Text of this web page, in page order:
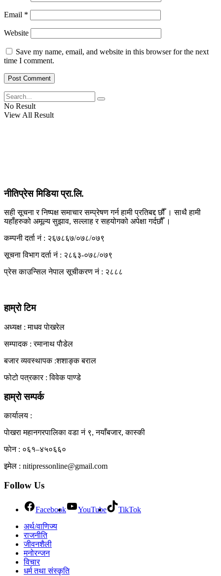
Email *
Website
Save my name, email, and website in this browser for the next
time I comment.
No Result
View All Result
नीतिप्रेस मिडिया प्रा.लि.
सही सूचना र निष्पक्ष समाचार सम्प्रेषण गर्न हामी प्रतिबद्द छौँ । साथै हामी
यहाँहरुको अमूल्य सुझाव, सल्लाह र सहयोगको अपेक्षा गर्दछौँ ।
कम्पनी दर्ता नं : २६७८६७/०७८/०७९
सूचना विभाग दर्ता नं : २८६३-०७८/०७९
प्रेस काउन्सिल नेपाल सूचीकरण नं : २८८८
हाम्रो टिम
अध्यक्ष : माधव पाेखरेल
सम्पादक : रमानाथ पाैडेल
बजार व्यवस्थापक :शशाङ्क बराल
फोटो पत्रकार : विवेक पाण्डे
हाम्रो सम्पर्क
कार्यालय :
पाेखरा महानगरपालिका वडा नं ९, नयाँबजार, कास्की
फाेन : ०६१–४५०६६०
इमेल : nitipressonline@gmail.com
Follow Us
Facebook YouTube
TikTok
अर्थ/वाणिज्य
राजनीति
जीवनशैली
मनोरन्जन
विचार
धर्म तथा संस्कृति